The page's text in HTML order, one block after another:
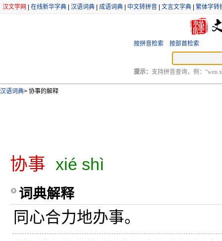
汉文学网 在线新华字典 汉语词典 成语词典 中文转拼音 文言文字典 繁体字转
按拼音检索 按部首检索
提示： 支持拼音查询，例：“wen
汉语词典> 协事的解释
协事 xié shì
词典解释
同心合力地办事。